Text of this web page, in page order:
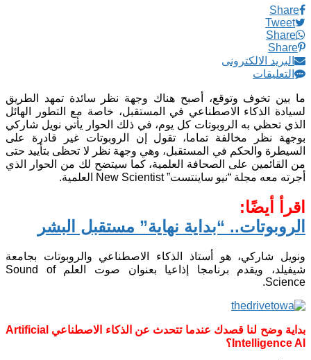
Share
Tweet
Share
Share
البريد الالكترونى
التعليقات
ما بين تخوف وتوقع، أصبح هناك وجهة نظر سائدة تمهد الطريق
لسيادة الذكاء الاصطناعي في المستقبل، خاصة مع التطور الهائل
الذي تحظي به الروبوتات كل يوم، في ذلك الحوار يأتي نويل شاركي
بوجهة نظر مخالفة تماما، تقول إن الروبوتات غير قادرة على
السيطرة والحكم في المستقبل، وهي وجهة نظر لا تحظى بتأييد حتى
من القائمين على الصحافة العلمية، كما سيتضح لك من الحوار الذي
أجرته معه مجلة “نيو ساينتست” New Scientist العلمية.
اقرأ أيضًا:
الروبوتات.. “بداية نهاية” مستقبل البشر
ونويل شاركي، هو أستاذ الذكاء الاصطناعي والروبوتات بجامعة
شيفيلد، ويقدم برنامجا إذاعيا بعنوان صوت العلم Sound of
Science.
بداية وضح لنا قصدك عندما تتحدث عن الذكاء الاصطناعي Artificial
Intelligence AI؟